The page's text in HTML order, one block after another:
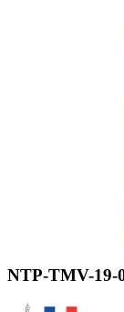
NTP-TMV-19-